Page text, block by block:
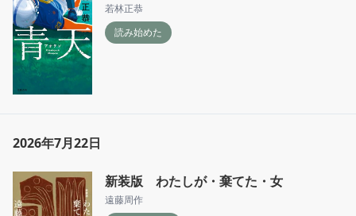
若林正恭
読み始めた
2026年7月22日
新装版 わたしが・棄てた・女
遠藤周作